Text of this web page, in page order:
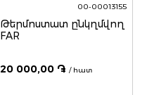
00-00013155
Թերմոստատ ընկղմվող
FAR
20 000,00 ֏ / հատ